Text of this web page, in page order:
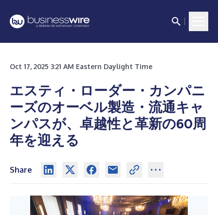
Oct 17, 2025 3:21 AM Eastern Daylight Time
エスティ・ローダー・カンパニ
ーズのオーベル製造・流通キャ
ンパスが、卓越性と革新の60周
年を迎える
Share